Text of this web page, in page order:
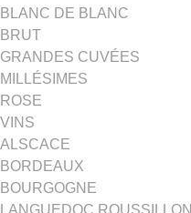
BLANC DE BLANC
BRUT
GRANDES CUVÉES
MILLÉSIMES
ROSE
VINS
ALSCACE
BORDEAUX
BOURGOGNE
LANGUEDOC ROUSSILLON